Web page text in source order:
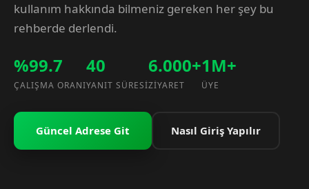
kullanım hakkında bilmeniz gereken her şey bu
rehberde derlendi.
%99.7
ÇALIŞMA ORANI
40
YANIT SÜRESI
6.000+
ZIYARET
1M+
ÜYE
Güncel Adrese Git Nasıl Giriş Yapılır